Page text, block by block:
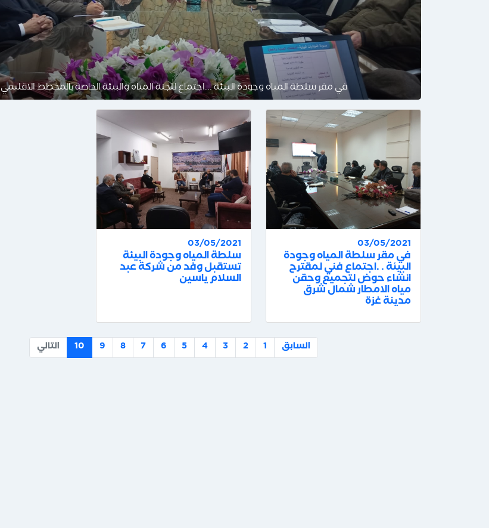
في مقر سلطة المياه وجودة البيئة ...اجتماع للجنة المياه والبيئة الخاصة بالمخطط الاقليمي
03/05/2021
في مقر سلطة المياه وجودة
البيئة . .اجتماع فني لمقترح
انشاء حوض لتجميع وحقن
مياه الامطار شمال شرق
مدينة غزة
03/05/2021
سلطة المياه وجودة البيئة
تستقبل وفد من شركة عبد
السلام ياسين
السابق 1
2
3
4
5
6
7
8
9
10 التالي